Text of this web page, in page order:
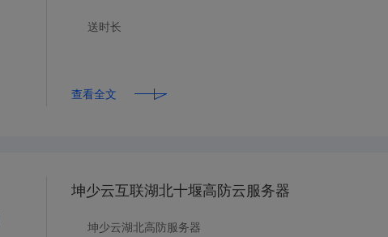
送时长
查看全文
坤少云互联湖北十堰高防云服务器
坤少云湖北高防服务器